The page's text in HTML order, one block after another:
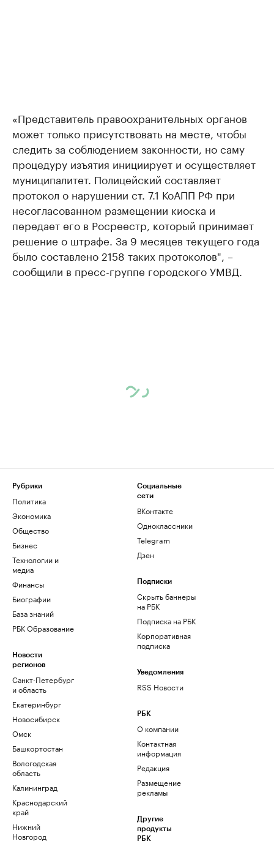
«Представитель правоохранительных органов
может только присутствовать на месте, чтобы
следить за соблюдением законности, но саму
процедуру изъятия инициирует и осуществляет
муниципалитет. Полицейский составляет
протокол о нарушении ст. 7.1 КоАПП РФ при
несогласованном размещении киоска и
передает его в Росреестр, который принимает
решение о штрафе. За 9 месяцев текущего года
было составлено 2158 таких протоколов", –
сообщили в пресс-группе городского УМВД.
Рубрики
Политика
Экономика
Общество
Бизнес
Технологии и
медиа
Финансы
Биографии
База знаний
РБК Образование
Новости
регионов
Санкт-Петербург
и область
Екатеринбург
Новосибирск
Омск
Башкортостан
Вологодская
область
Калининград
Краснодарский
край
Нижний
Новгород
Социальные
сети
ВКонтакте
Одноклассники
Telegram
Дзен
Подписки
Скрыть баннеры
на РБК
Подписка на РБК
Корпоративная
подписка
Уведомления
RSS Новости
РБК
О компании
Контактная
информация
Редакция
Размещение
рекламы
Другие
продукты
РБК